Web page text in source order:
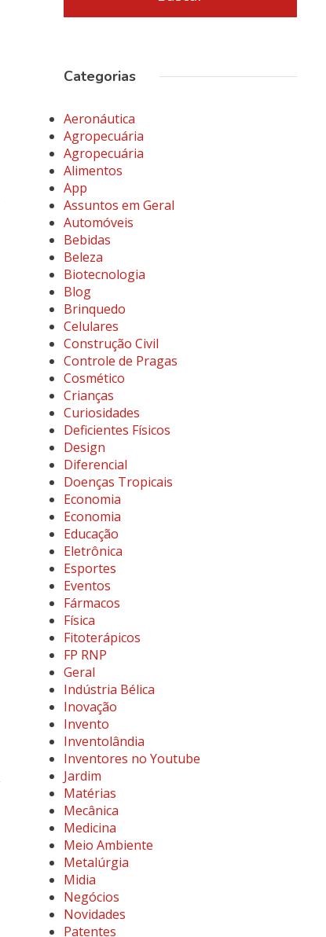
Categorias
Aeronáutica
Agropecuária
Agropecuária
Alimentos
App
Assuntos em Geral
Automóveis
Bebidas
Beleza
Biotecnologia
Blog
Brinquedo
Celulares
Construção Civil
Controle de Pragas
Cosmético
Crianças
Curiosidades
Deficientes Físicos
Design
Diferencial
Doenças Tropicais
Economia
Economia
Educação
Eletrônica
Esportes
Eventos
Fármacos
Física
Fitoterápicos
FP RNP
Geral
Indústria Bélica
Inovação
Invento
Inventolândia
Inventores no Youtube
Jardim
Matérias
Mecânica
Medicina
Meio Ambiente
Metalúrgia
Midia
Negócios
Novidades
Patentes